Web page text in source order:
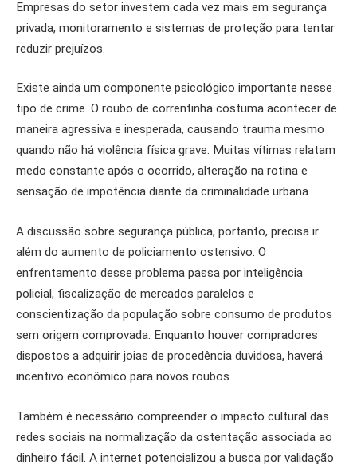
Empresas do setor investem cada vez mais em segurança
privada, monitoramento e sistemas de proteção para tentar
reduzir prejuízos.
Existe ainda um componente psicológico importante nesse
tipo de crime. O roubo de correntinha costuma acontecer de
maneira agressiva e inesperada, causando trauma mesmo
quando não há violência física grave. Muitas vítimas relatam
medo constante após o ocorrido, alteração na rotina e
sensação de impotência diante da criminalidade urbana.
A discussão sobre segurança pública, portanto, precisa ir
além do aumento de policiamento ostensivo. O
enfrentamento desse problema passa por inteligência
policial, fiscalização de mercados paralelos e
conscientização da população sobre consumo de produtos
sem origem comprovada. Enquanto houver compradores
dispostos a adquirir joias de procedência duvidosa, haverá
incentivo econômico para novos roubos.
Também é necessário compreender o impacto cultural das
redes sociais na normalização da ostentação associada ao
dinheiro fácil. A internet potencializou a busca por validação